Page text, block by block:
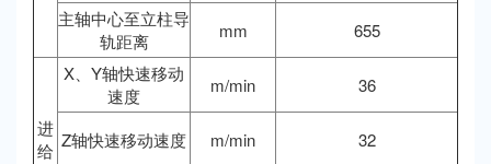
主轴中心至立柱导
轨距离
mm 655
进
给
X、Y轴快速移动
速度
m/min 36
Z轴快速移动速度 m/min 32